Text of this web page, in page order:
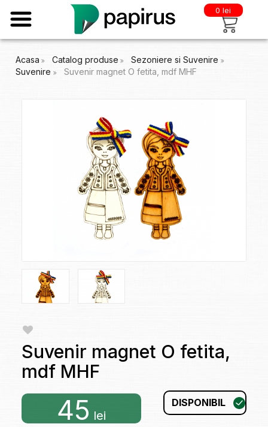
0 lei
Acasa Catalog produse
Sezoniere si Suvenire
Suvenire
Suvenir magnet O fetita, mdf MHF
Suvenir magnet O fetita,
mdf MHF
45 lei
DISPONIBIL